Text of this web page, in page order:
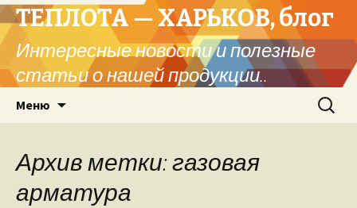
ТЕПЛОТА — ХАРЬКОВ, блог
Интересные новости и полезные
статьи о нашей продукции..
Меню Найти:
Архив метки: газовая
арматура